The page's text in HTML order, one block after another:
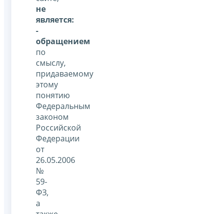
не
является:
-
обращением
по
смыслу,
придаваемому
этому
понятию
Федеральным
законом
Российской
Федерации
от
26.05.2006
№
59-
ФЗ,
а